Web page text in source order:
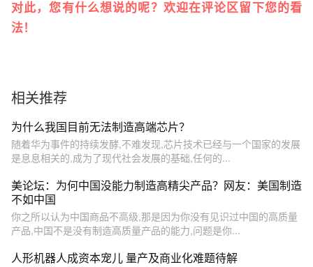
对此，您有什么想说的呢？欢迎在评论区留下您的看
法！
相关推荐
为什么我国目前无法制造高端芯片？
随着华为事件的持续发酵,不难发现,芯片技术已经与一个国家的发展
是息息相关的,成为了现代社会发展的基础,任何的...
美论坛：为何中国没能力制造高精尖产品？网友：美国制造
不如中国
你之所以认为中国商品不高级,那是因为你没有见识过中国的高质量
产品,中国不是没有制造高质量产品的能力,问题是你...
人形机器人成资本宠儿 量产及商业化难题待解